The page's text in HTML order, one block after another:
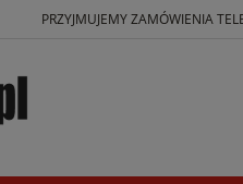
PRZYJMUJEMY ZAMÓWIENIA